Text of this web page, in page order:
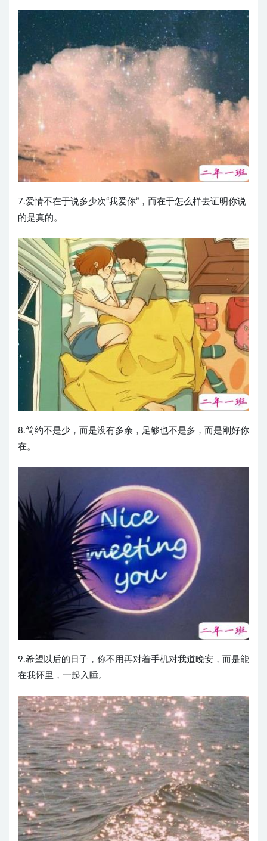
7.爱情不在于说多少次“我爱你”，而在于怎么样去证明你说
的是真的。
8.简约不是少，而是没有多余，足够也不是多，而是刚好你
在。
9.希望以后的日子，你不用再对着手机对我道晚安，而是能
在我怀里，一起入睡。